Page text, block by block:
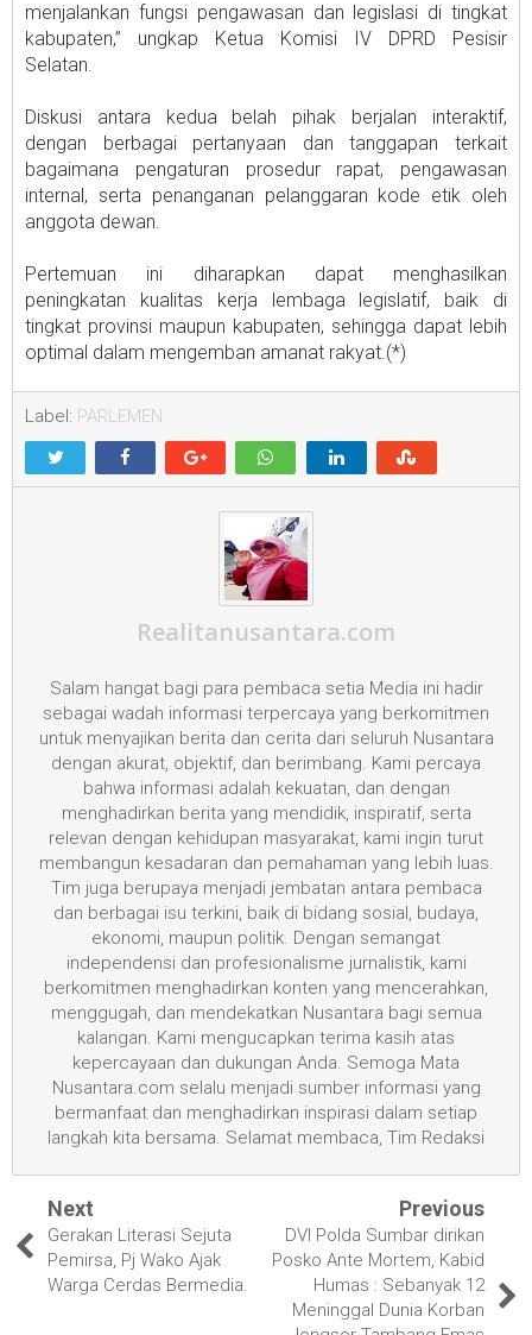
menjalankan fungsi pengawasan dan legislasi di tingkat
kabupaten,” ungkap Ketua Komisi IV DPRD Pesisir
Selatan.
Diskusi antara kedua belah pihak berjalan interaktif,
dengan berbagai pertanyaan dan tanggapan terkait
bagaimana pengaturan prosedur rapat, pengawasan
internal, serta penanganan pelanggaran kode etik oleh
anggota dewan.
Pertemuan ini diharapkan dapat menghasilkan
peningkatan kualitas kerja lembaga legislatif, baik di
tingkat provinsi maupun kabupaten, sehingga dapat lebih
optimal dalam mengemban amanat rakyat.(*)
Label: PARLEMEN
Realitanusantara.com
Salam hangat bagi para pembaca setia Media ini hadir
sebagai wadah informasi terpercaya yang berkomitmen
untuk menyajikan berita dan cerita dari seluruh Nusantara
dengan akurat, objektif, dan berimbang. Kami percaya
bahwa informasi adalah kekuatan, dan dengan
menghadirkan berita yang mendidik, inspiratif, serta
relevan dengan kehidupan masyarakat, kami ingin turut
membangun kesadaran dan pemahaman yang lebih luas.
Tim juga berupaya menjadi jembatan antara pembaca
dan berbagai isu terkini, baik di bidang sosial, budaya,
ekonomi, maupun politik. Dengan semangat
independensi dan profesionalisme jurnalistik, kami
berkomitmen menghadirkan konten yang mencerahkan,
menggugah, dan mendekatkan Nusantara bagi semua
kalangan. Kami mengucapkan terima kasih atas
kepercayaan dan dukungan Anda. Semoga Mata
Nusantara.com selalu menjadi sumber informasi yang
bermanfaat dan menghadirkan inspirasi dalam setiap
langkah kita bersama. Selamat membaca, Tim Redaksi
Next
Gerakan Literasi Sejuta
Pemirsa, Pj Wako Ajak
Warga Cerdas Bermedia.
Previous
DVI Polda Sumbar dirikan
Posko Ante Mortem, Kabid
Humas : Sebanyak 12
Meninggal Dunia Korban